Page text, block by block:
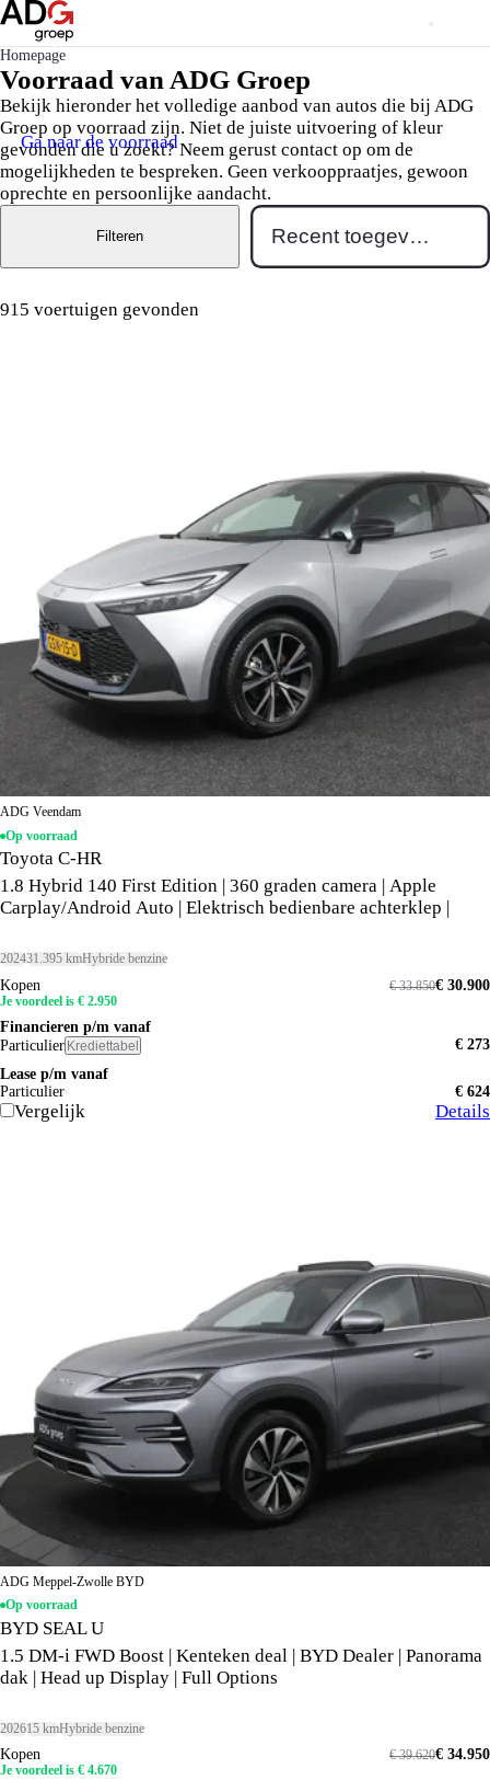
Homepage
Voorraad van ADG Groep
Bekijk hieronder het volledige aanbod van autos die bij ADG
Groep op voorraad zijn. Niet de juiste uitvoering of kleur
gevonden die u zoekt? Neem gerust contact op om de
mogelijkheden te bespreken. Geen verkooppraatjes, gewoon
oprechte en persoonlijke aandacht.
Ga naar de voorraad
915 voertuigen gevonden
Filteren
ADG Veendam
Op voorraad
Toyota C-HR
1.8 Hybrid 140 First Edition | 360 graden camera | Apple
Carplay/Android Auto | Elektrisch bedienbare achterklep |
202431.395 kmHybride benzine
Kopen € 30.900
€ 33.850
Je voordeel is € 2.950
Financieren p/m vanaf
Particulier Krediettabel
€ 273
Lease p/m vanaf
Particulier
€ 624
Vergelijk Details
ADG Meppel-Zwolle BYD
Op voorraad
BYD SEAL U
1.5 DM-i FWD Boost | Kenteken deal | BYD Dealer | Panorama
dak | Head up Display | Full Options
202615 kmHybride benzine
Kopen € 34.950
€ 39.620
Je voordeel is € 4.670